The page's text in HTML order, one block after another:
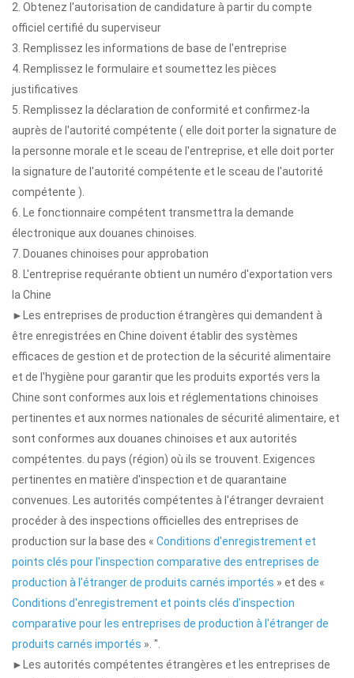
2. Obtenez l'autorisation de candidature à partir du compte
officiel certifié du superviseur
3. Remplissez les informations de base de l'entreprise
4. Remplissez le formulaire et soumettez les pièces
justificatives
5. Remplissez la déclaration de conformité et confirmez-la
auprès de l'autorité compétente ( elle doit porter la signature de
la personne morale et le sceau de l'entreprise, et elle doit porter
la signature de l'autorité compétente et le sceau de l'autorité
compétente ).
6. Le fonctionnaire compétent transmettra la demande
électronique aux douanes chinoises.
7. Douanes chinoises pour approbation
8. L'entreprise requérante obtient un numéro d'exportation vers
la Chine
►Les entreprises de production étrangères qui demandent à
être enregistrées en Chine doivent établir des systèmes
efficaces de gestion et de protection de la sécurité alimentaire
et de l'hygiène pour garantir que les produits exportés vers la
Chine sont conformes aux lois et réglementations chinoises
pertinentes et aux normes nationales de sécurité alimentaire, et
sont conformes aux douanes chinoises et aux autorités
compétentes. du pays (région) où ils se trouvent. Exigences
pertinentes en matière d'inspection et de quarantaine
convenues. Les autorités compétentes à l'étranger devraient
procéder à des inspections officielles des entreprises de
production sur la base des « Conditions d'enregistrement et
points clés pour l'inspection comparative des entreprises de
production à l'étranger de produits carnés importés » et des «
Conditions d'enregistrement et points clés d'inspection
comparative pour les entreprises de production à l'étranger de
produits carnés importés ». ".
►Les autorités compétentes étrangères et les entreprises de